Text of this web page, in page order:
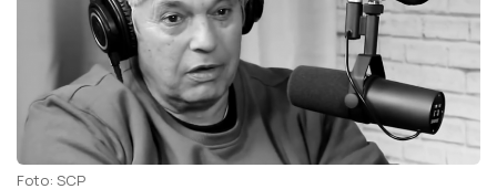
Foto: SCP